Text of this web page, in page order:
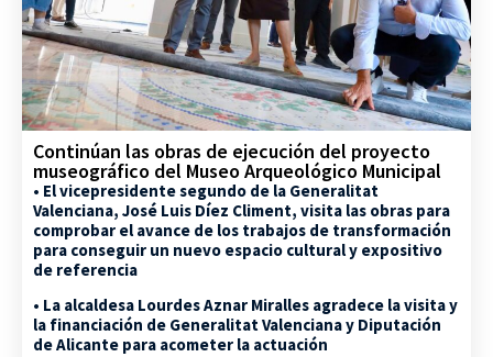
Continúan las obras de ejecución del proyecto
museográfico del Museo Arqueológico Municipal
• El vicepresidente segundo de la Generalitat
Valenciana, José Luis Díez Climent, visita las obras para
comprobar el avance de los trabajos de transformación
para conseguir un nuevo espacio cultural y expositivo
de referencia
• La alcaldesa Lourdes Aznar Miralles agradece la visita y
la financiación de Generalitat Valenciana y Diputación
de Alicante para acometer la actuación